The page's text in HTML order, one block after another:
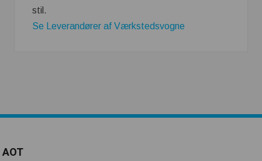
stil.
Se Leverandører af Værkstedsvogne
AOT